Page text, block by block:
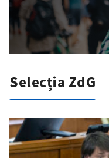
Selecția ZdG